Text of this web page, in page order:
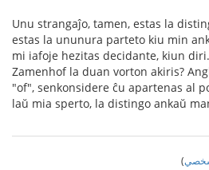
Unu strangaĵo, tamen, estas la
estas la ununura parteto kiu min
mi iafoje hezitas decidante, kiun
Zamenhof la duan vorton akiris?
"of", senkonsidere ĉu apartenas al
laŭ mia sperto, la distingo ankaŭ
)